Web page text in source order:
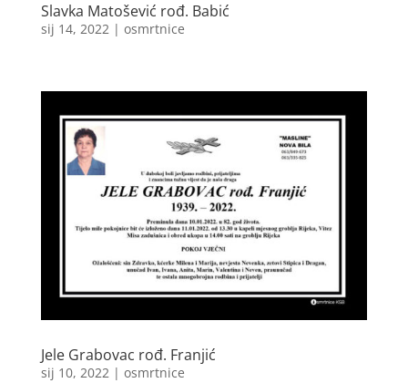
Slavka Matošević rođ. Babić
sij 14, 2022| osmrtnice
Jele Grabovac rođ. Franjić
sij 10, 2022| osmrtnice